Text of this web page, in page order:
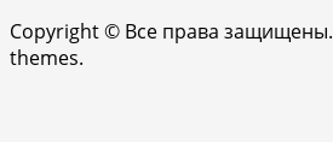
Copyright © Все права защищены.
themes.